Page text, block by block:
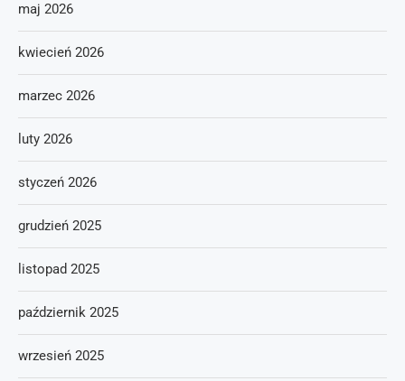
maj 2026
kwiecień 2026
marzec 2026
luty 2026
styczeń 2026
grudzień 2025
listopad 2025
październik 2025
wrzesień 2025